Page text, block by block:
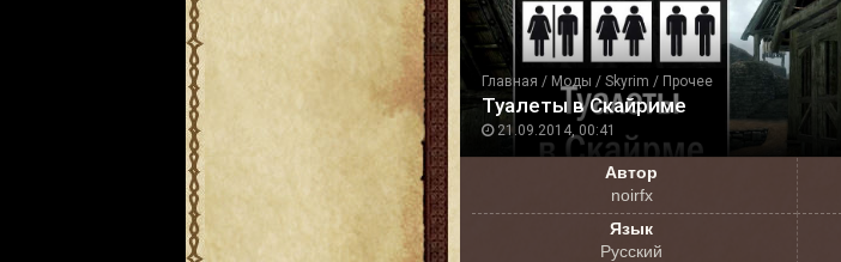
Главная / Моды / Skyrim / Прочее
21.09.2014, 00:41
Туалеты в Скайриме
Автор
noirfx
Язык
Русский